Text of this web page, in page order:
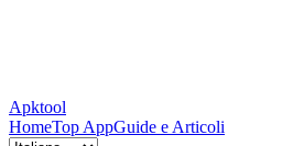
Apktool
HomeTop AppGuide e Articoli